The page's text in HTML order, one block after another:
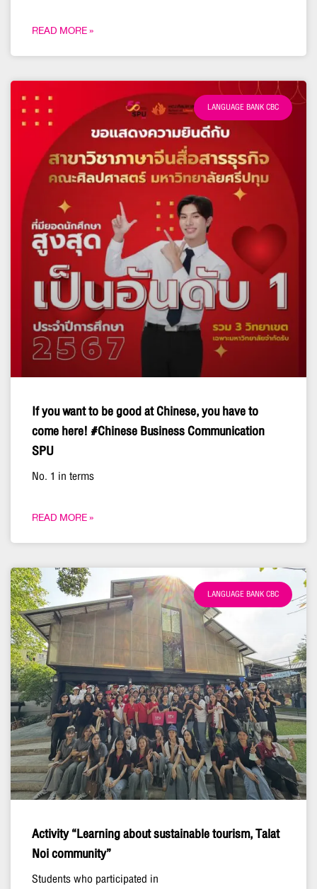
READ MORE »
LANGUAGE BANK CBC
If you want to be good at Chinese, you have to
come here! #Chinese Business Communication
SPU
No. 1 in terms
READ MORE »
LANGUAGE BANK CBC
Activity “Learning about sustainable tourism, Talat
Noi community”
Students who participated in